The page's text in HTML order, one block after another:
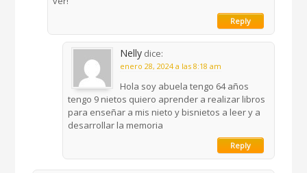
Reply
Nelly dice:
enero 28, 2024 a las 8:18 am
Hola soy abuela tengo 64 años
tengo 9 nietos quiero aprender a realizar libros
para enseñar a mis nieto y bisnietos a leer y a
desarrollar la memoria
Reply